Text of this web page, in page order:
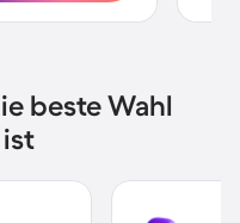
beste Wahl